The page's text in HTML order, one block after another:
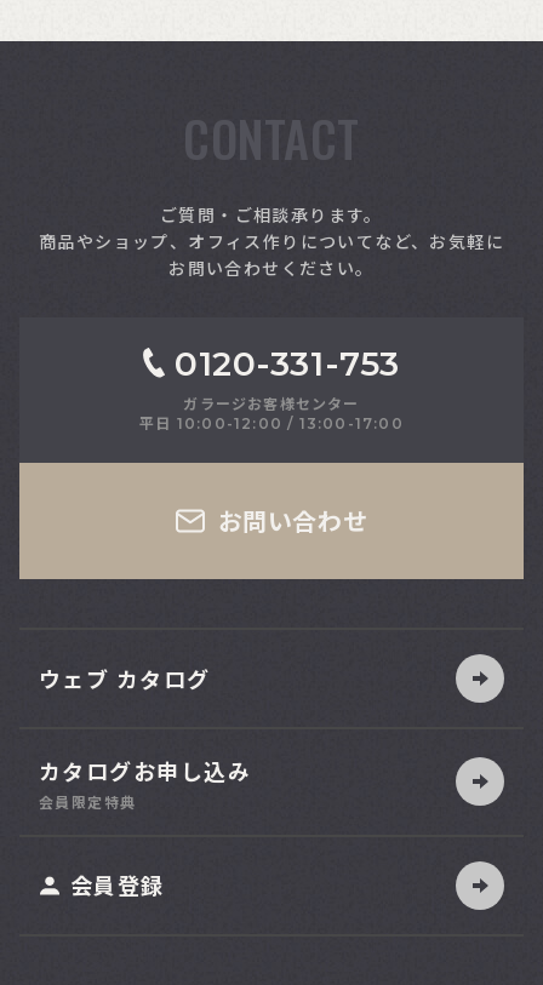
CONTACT
ご質問・ご相談承ります。
商品やショップ、オフィス作りについてなど、お気軽に
お問い合わせください。
0120-331-753
ガラージお客様センター
平日 10:00-12:00 / 13:00-17:00
お問い合わせ
ウェブ カタログ
カタログお申し込み
会員限定特典
会員登録